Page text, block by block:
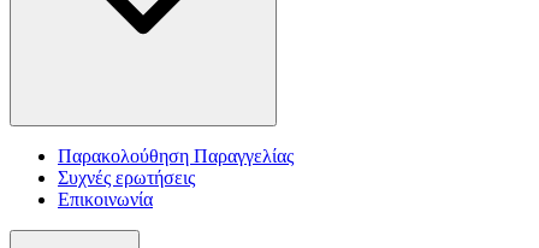
Παρακολούθηση Παραγγελίας
Συχνές ερωτήσεις
Επικοινωνία